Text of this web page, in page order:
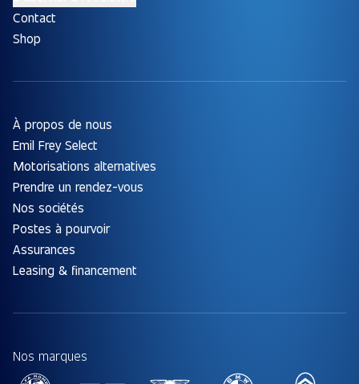
Contact
Shop
À propos de nous
Emil Frey Select
Motorisations alternatives
Prendre un rendez-vous
Nos sociétés
Postes à pourvoir
Assurances
Leasing & financement
Nos marques